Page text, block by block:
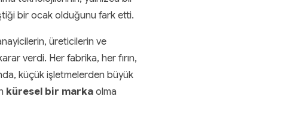
bir ocak olduğunu fark etti.
üreticilerin ve
verdi. Her fabrika, her fırın,
küçük işletmelerden büyük
küresel bir marka olma